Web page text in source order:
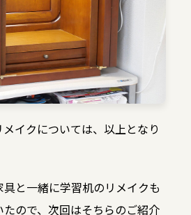
イクについては、以上となり
と一緒に学習机のリメイクも
ので、次回はそちらのご紹介